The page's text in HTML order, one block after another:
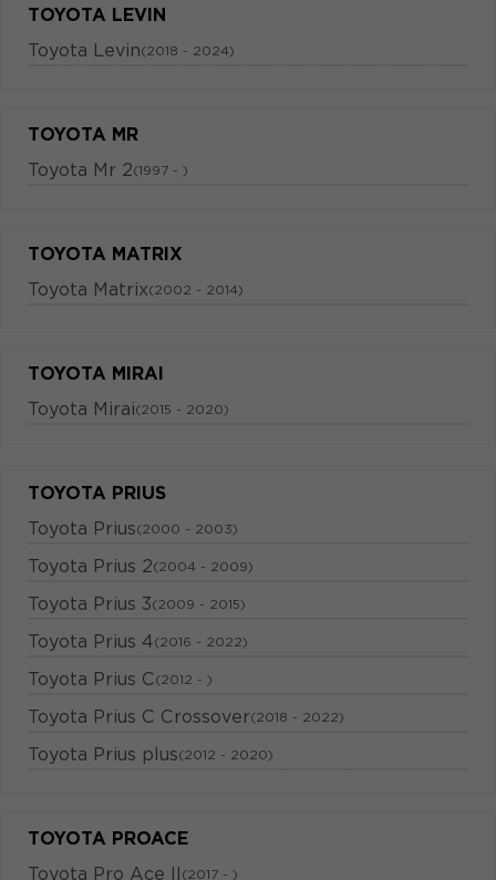
TOYOTA LEVIN
Toyota Levin(2018 - 2024)
TOYOTA MR
Toyota Mr 2(1997 - )
TOYOTA MATRIX
Toyota Matrix(2002 - 2014)
TOYOTA MIRAI
Toyota Mirai(2015 - 2020)
TOYOTA PRIUS
Toyota Prius(2000 - 2003)
Toyota Prius 2(2004 - 2009)
Toyota Prius 3(2009 - 2015)
Toyota Prius 4(2016 - 2022)
Toyota Prius C(2012 - )
Toyota Prius C Crossover(2018 - 2022)
Toyota Prius plus(2012 - 2020)
TOYOTA PROACE
Toyota Pro Ace II (2017 - )